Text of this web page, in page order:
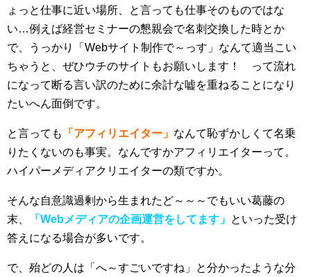
ょっと仕事に近い場所、と言っても仕事そのものではな
い…例えば経営セミナーの懇親会で名刺交換した時とか
で、うっかり「Webサイト制作で～っす」なんて適当こい
ちゃうと、ぜひウチのサイトもお願いします！ って流れ
になって断る言い訳のために余計な嘘を重ねることになり
たいへん面倒です。
と言っても 「アフィリエイター」 なんて恥ずかしくて名乗
りたくないのも事実。なんですかアフィリエイターって。
ハイパーメディアクリエイターの類ですか。
そんな自意識過剰から生まれたど～～～でもいい葛藤の
末、
「Webメディアの企画運営をしてます」 といった受け
答えになる場合が多いです。
で、殆どの人は「へ～すごいですね」と分かったような分